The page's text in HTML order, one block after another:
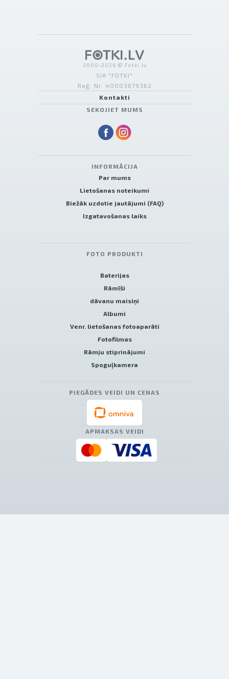
2000-2026 © Fotki.lv
SIA "FOTKI"
Reģ. Nr. 40003679362
Kontakti
SEKOJIET MUMS
INFORMĀCIJA
Par mums
Lietošanas noteikumi
Biežāk uzdotie jautājumi (FAQ)
Izgatavošanas laiks
FOTO PRODUKTI
Baterijas
Rāmīši
dāvanu maisiņi
Albumi
Venr. lietošanas fotoaparāti
Fotofilmas
Rāmju stiprinājumi
Spoguļkamera
PIEGĀDES VEIDI UN CENAS
APMAKSAS VEIDI